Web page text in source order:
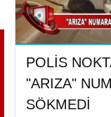
POLİS
"ARIZA"
SÖKMEDİ